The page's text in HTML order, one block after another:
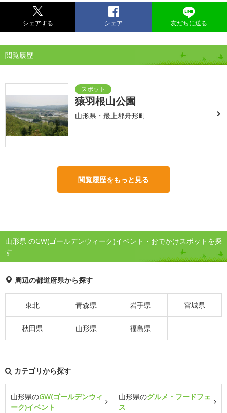
シェアする シェア 友だちに送る
閲覧履歴
猿羽根山公園
山形県・最上郡舟形町
閲覧履歴をもっと見る
山形県 のGW(ゴールデンウィーク)イベント・おでかけスポットを探
す
周辺の都道府県から探す
東北 青森県 岩手県 宮城県
秋田県 山形県 福島県
カテゴリから探す
山形県のGW(ゴールデンウィ
ーク)イベント
山形県のグルメ・フードフェ
ス